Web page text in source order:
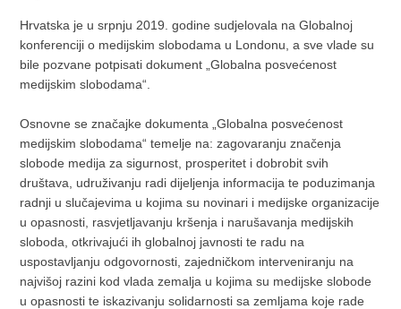
Hrvatska je u srpnju 2019. godine sudjelovala na Globalnoj
konferenciji o medijskim slobodama u Londonu, a sve vlade su
bile pozvane potpisati dokument „Globalna posvećenost
medijskim slobodama“.
Osnovne se značajke dokumenta „Globalna posvećenost
medijskim slobodama“ temelje na: zagovaranju značenja
slobode medija za sigurnost, prosperitet i dobrobit svih
društava, udruživanju radi dijeljenja informacija te poduzimanja
radnji u slučajevima u kojima su novinari i medijske organizacije
u opasnosti, rasvjetljavanju kršenja i narušavanja medijskih
sloboda, otkrivajući ih globalnoj javnosti te radu na
uspostavljanju odgovornosti, zajedničkom interveniranju na
najvišoj razini kod vlada zemalja u kojima su medijske slobode
u opasnosti te iskazivanju solidarnosti sa zemljama koje rade